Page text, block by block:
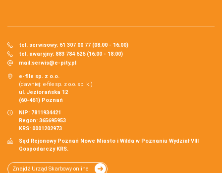
tel. serwisowy: 61 307 00 77 (08:00 - 16:00)
tel. awaryjny: 883 784 626 (16:00 - 18:00)
mail:serwis@e-pity.pl
e-file sp. z o.o.
(dawniej: e-file sp. z o.o. sp. k.)
ul. Jeziorańska 12
(60-461) Poznań
NIP: 7811934421
Regon: 365695953
KRS: 0001202973
Sąd Rejonowy Poznań Nowe Miasto i Wilda w Poznaniu Wydział VIII
Gospodarczy KRS.
Znajdź Urząd Skarbowy online